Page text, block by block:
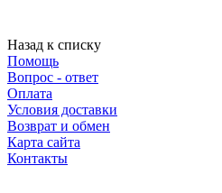
Назад к списку
Помощь
Вопрос - ответ
Оплата
Условия доставки
Возврат и обмен
Карта сайта
Контакты